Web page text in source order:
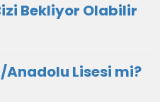
Bekliyor Olabilir
Anadolu Lisesi mi?